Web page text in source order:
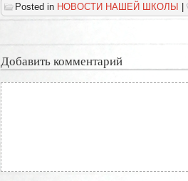
Posted in НОВОСТИ НАШЕЙ ШКОЛЫ |
Добавить комментарий